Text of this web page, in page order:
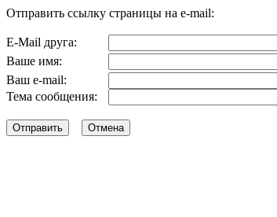
Отправить ссылку страницы на e-mail:
E-Mail друга:
Ваше имя:
Ваш e-mail:
Тема сообщения: